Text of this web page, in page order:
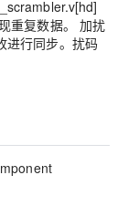
重复数据。 加扰
进行同步。扰码